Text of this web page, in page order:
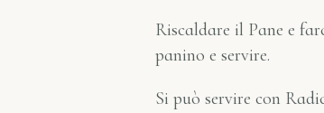
Riscaldare il Pane e
panino e servire.
Si può servire con